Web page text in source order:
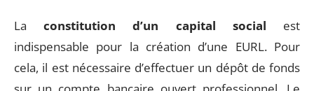
Laconstitution d’un capital social est
indispensable pour la création d’une EURL. Pour
cela, il est nécessaire d’effectuer un dépôt de fonds